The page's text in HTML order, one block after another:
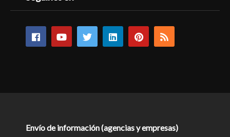
Envío de información (agencias y empresas)